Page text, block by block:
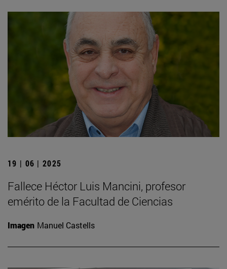
19 | 06 | 2025
Fallece Héctor Luis Mancini, profesor
emérito de la Facultad de Ciencias
Imagen Manuel Castells